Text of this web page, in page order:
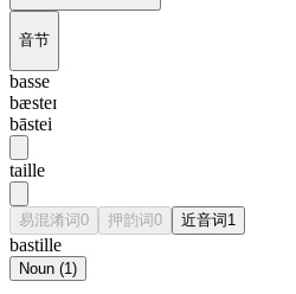
音节
basse
bæsteɪ
bāstei
taille
易混淆词0 押韵词0 近音词1
bastille
Noun (1)